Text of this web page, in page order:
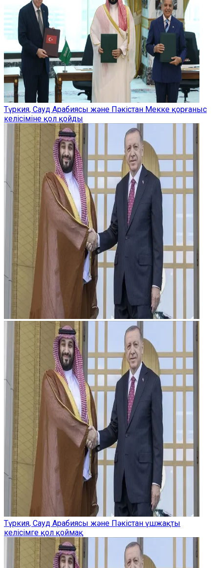
Түркия, Сауд Арабиясы және Пәкістан Мекке қорғаныс
келісіміне қол қойды
Түркия, Сауд Арабиясы және Пәкістан үшжақты
келісімге қол қоймақ